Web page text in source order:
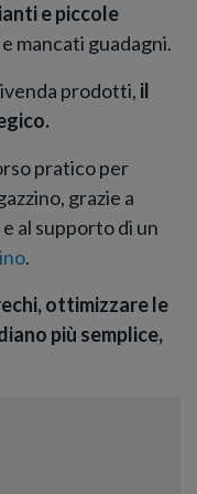
e piccole
mancati guadagni.
prodotti, il
pratico per
grazie a
al supporto di un
.
ottimizzare le
più semplice,